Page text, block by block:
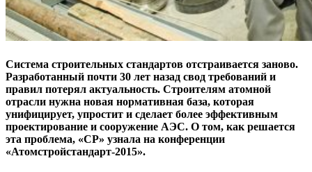
Система строительных стандартов отстраивается заново.
Разработанный почти 30 лет назад свод требований и
правил потерял актуальность. Строителям атомной
отрасли нужна новая нормативная база, которая
унифицирует, упростит и сделает более эффективным
проектирование и сооружение АЭС. О том, как решается
эта проблема, «СР» узнала на конференции
«Атомстройстандарт-2015».